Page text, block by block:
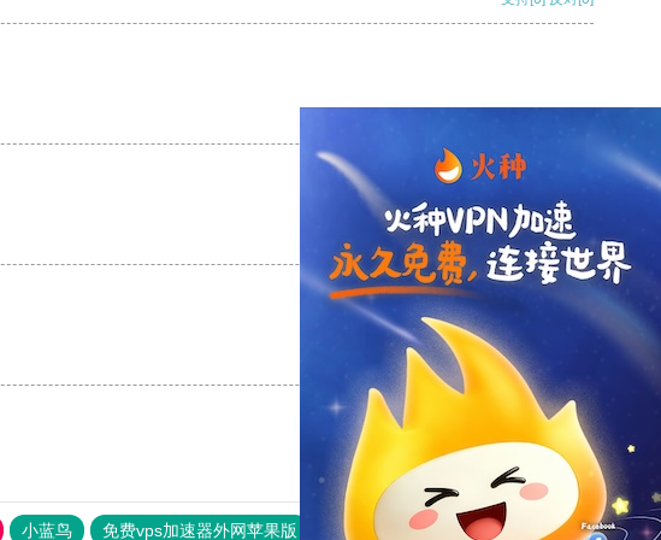
支持 [0] 反对 [0]
支持
小蓝鸟 免费vps加速器外网苹果版 旋风加速度器 快连加速器